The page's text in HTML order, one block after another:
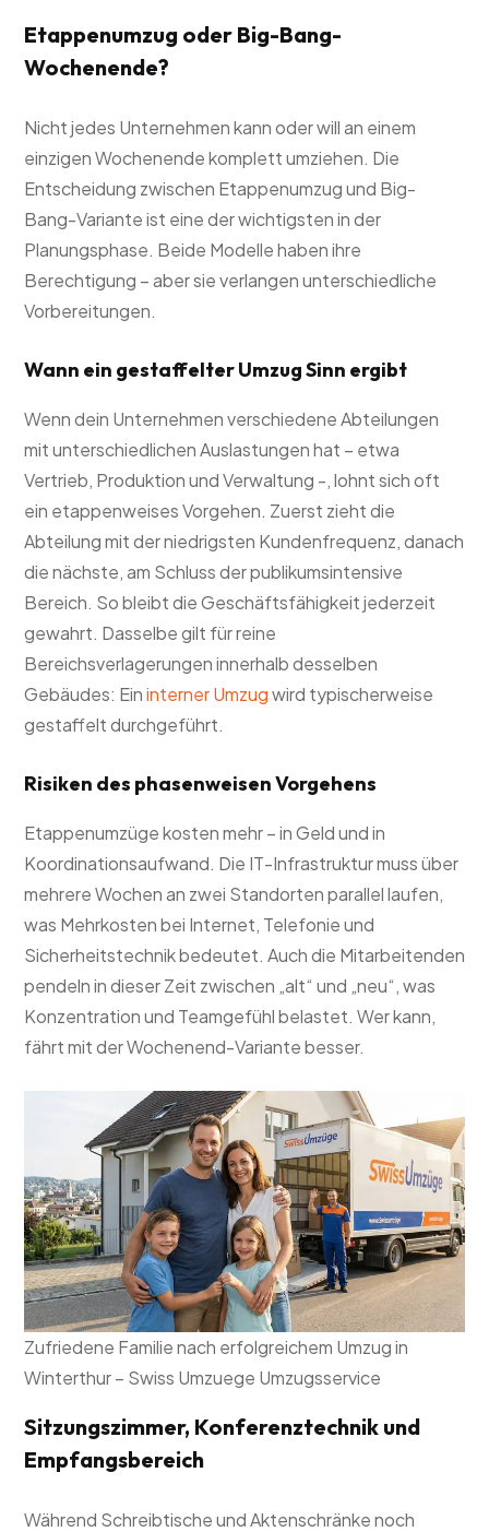
Etappenumzug oder Big-Bang-
Wochenende?
Nicht jedes Unternehmen kann oder will an einem
einzigen Wochenende komplett umziehen. Die
Entscheidung zwischen Etappenumzug und Big-
Bang-Variante ist eine der wichtigsten in der
Planungsphase. Beide Modelle haben ihre
Berechtigung – aber sie verlangen unterschiedliche
Vorbereitungen.
Wann ein gestaffelter Umzug Sinn ergibt
Wenn dein Unternehmen verschiedene Abteilungen
mit unterschiedlichen Auslastungen hat – etwa
Vertrieb, Produktion und Verwaltung -, lohnt sich oft
ein etappenweises Vorgehen. Zuerst zieht die
Abteilung mit der niedrigsten Kundenfrequenz, danach
die nächste, am Schluss der publikumsintensive
Bereich. So bleibt die Geschäftsfähigkeit jederzeit
gewahrt. Dasselbe gilt für reine
Bereichsverlagerungen innerhalb desselben
Gebäudes: Eininterner Umzugwird typischerweise
gestaffelt durchgeführt.
Risiken des phasenweisen Vorgehens
Etappenumzüge kosten mehr – in Geld und in
Koordinationsaufwand. Die IT-Infrastruktur muss über
mehrere Wochen an zwei Standorten parallel laufen,
was Mehrkosten bei Internet, Telefonie und
Sicherheitstechnik bedeutet. Auch die Mitarbeitenden
pendeln in dieser Zeit zwischen „alt“ und „neu“, was
Konzentration und Teamgefühl belastet. Wer kann,
fährt mit der Wochenend-Variante besser.
Zufriedene Familie nach erfolgreichem Umzug in
Winterthur – Swiss Umzuege Umzugsservice
Sitzungszimmer, Konferenztechnik und
Empfangsbereich
Während Schreibtische und Aktenschränke noch